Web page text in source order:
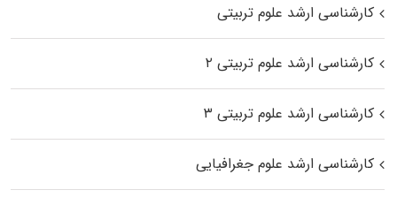
کارشناسی ارشد علوم تربیتی
کارشناسی ارشد علوم تربیتی ۲
کارشناسی ارشد علوم تربیتی ۳
کارشناسی ارشد علوم جغرافیایی